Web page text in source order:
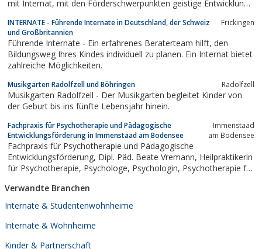
mit Internat, mit den Förderschwerpunkten geistige Entwicklung
INTERNATE - Führende Internate in Deutschland, der Schweiz
und Großbritannien
Frickingen
Führende Internate - Ein erfahrenes Beraterteam hilft, den
Bildungsweg Ihres Kindes individuell zu planen. Ein Internat bietet
zahlreiche Möglichkeiten.
Musikgarten Radolfzell und Böhringen Radolfzell
Musikgarten Radolfzell - Der Musikgarten begleitet Kinder von
der Geburt bis ins fünfte Lebensjahr hinein.
Fachpraxis für Psychotherapie und Pädagogische
Entwicklungsförderung in Immenstaad am Bodensee
Immenstaad
am Bodensee
Fachpraxis für Psychotherapie und Pädagogische
Entwicklungsförderung, Dipl. Päd. Beate Vremann, Heilpraktikerin
für Psychotherapie, Psychologe, Psychologin, Psychotherapie für
Psychotherapie, Gesprächstherapie, Immenstaad am Bodensee,
Normannenweg 38, Tel....
Verwandte Branchen
Internate & Studentenwohnheime
Internate & Wohnheime
Kinder & Partnerschaft